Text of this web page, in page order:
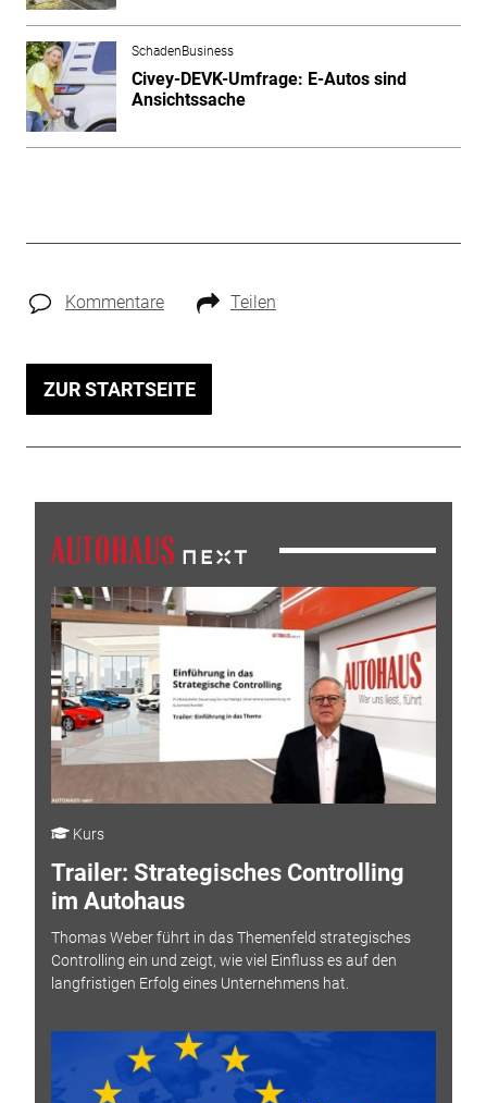
SchadenBusiness
Civey-DEVK-Umfrage: E-Autos sind
Ansichtssache
Kommentare Teilen
ZUR STARTSEITE
Kurs
Trailer: Strategisches Controlling
im Autohaus
Thomas Weber führt in das Themenfeld strategisches
Controlling ein und zeigt, wie viel Einfluss es auf den
langfristigen Erfolg eines Unternehmens hat.